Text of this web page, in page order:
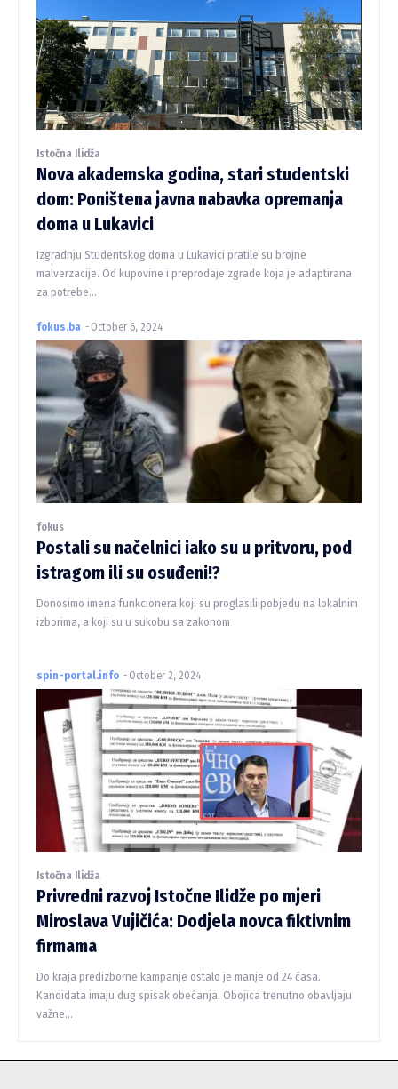
Istočna Ilidža
Nova akademska godina, stari studentski
dom: Poništena javna nabavka opremanja
doma u Lukavici
Izgradnju Studentskog doma u Lukavici pratile su brojne
malverzacije. Od kupovine i preprodaje zgrade koja je adaptirana
za potrebe...
fokus.ba - October 6, 2024
fokus
Postali su načelnici iako su u pritvoru, pod
istragom ili su osuđeni!?
Donosimo imena funkcionera koji su proglasili pobjedu na lokalnim
izborima, a koji su u sukobu sa zakonom
spin-portal.info - October 2, 2024
Istočna Ilidža
Privredni razvoj Istočne Ilidže po mjeri
Miroslava Vujičića: Dodjela novca fiktivnim
firmama
Do kraja predizborne kampanje ostalo je manje od 24 časa.
Kandidata imaju dug spisak obećanja. Obojica trenutno obavljaju
važne...